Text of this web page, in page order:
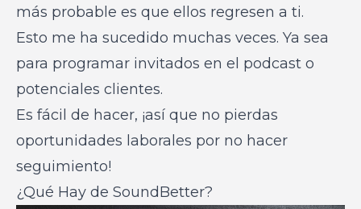
más probable es que ellos regresen a ti.
Esto me ha sucedido muchas veces. Ya sea
para programar invitados en el podcast o
potenciales clientes.
Es fácil de hacer, ¡así que no pierdas
oportunidades laborales por no hacer
seguimiento!
¿Qué Hay de SoundBetter?